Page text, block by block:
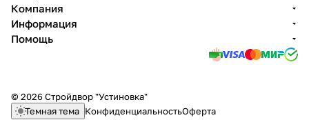
Компания
Информация
Помощь
© 2026 Стройдвор "Устиновка"
Темная тема КонфиденциальностьОферта